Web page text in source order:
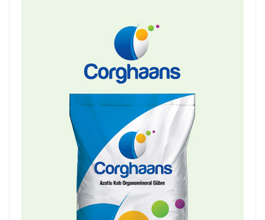
Pinancle Humigran
Leonardit Kaynaklı Organomineral Gübre